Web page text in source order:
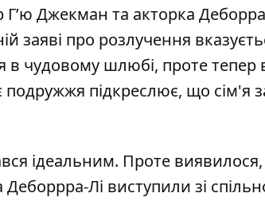
Джекман та акторка
заяві про розлучення
в чудовому шлюбі, проте
підкреслює, що сім'я
ідеальним. Проте
Деборрра-Лі виступили зі